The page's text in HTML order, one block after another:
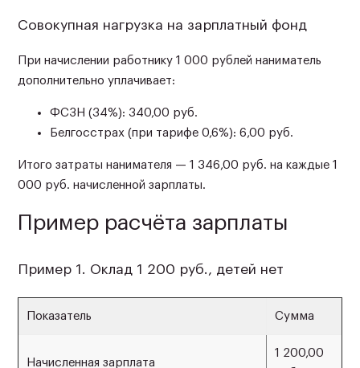
Совокупная нагрузка на зарплатный фонд
При начислении работнику 1 000 рублей наниматель
дополнительно уплачивает:
ФСЗН (34%): 340,00 руб.
Белгосстрах (при тарифе 0,6%): 6,00 руб.
Итого затраты нанимателя — 1 346,00 руб. на каждые 1
000 руб. начисленной зарплаты.
Пример расчёта зарплаты
Пример 1. Оклад 1 200 руб., детей нет
Показатель Сумма
Начисленная зарплата
1 200,00